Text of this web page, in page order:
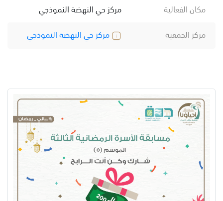
مكان الفعالية
مركز حي النهضة النموذجي
مركز الجمعية
مركز حي النهضة النموذجي